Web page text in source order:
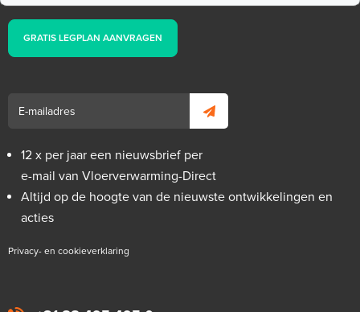
GRATIS LEGPLAN AANVRAGEN
12 x per jaar een nieuwsbrief per
e-mail van Vloerverwarming-Direct
Altijd op de hoogte van de nieuwste ontwikkelingen en
acties
Privacy- en cookieverklaring